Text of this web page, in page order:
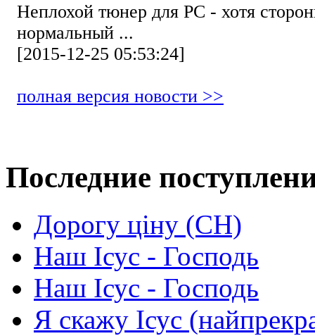
Неплохой тюнер для РС - хотя
нормальный ...
[2015-12-25 05:53:24]
полная версия новости >>
Последние
Дорогу ціну (СН)
Наш Ісус - Господь
Наш Ісус - Господь
Я скажу Ісус